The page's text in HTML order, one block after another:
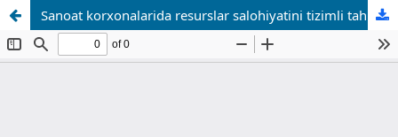
Sanoat korxonalarida resurslar salohiyatini tizimli tahlil qilish – korxonalarining iqtisodiy barqarorligini ta’minlash omili sifatida